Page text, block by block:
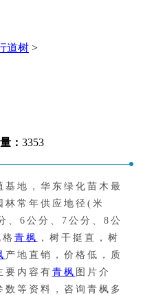
道树 >
： 3353
基地，华东绿化苗木最
林常年供应地径(米
、6公分、7公分、8公
青枫 ，树干挺直，树
产地直销，价格低，质
要内容有 青枫 图片介
数等资料，咨询青枫多